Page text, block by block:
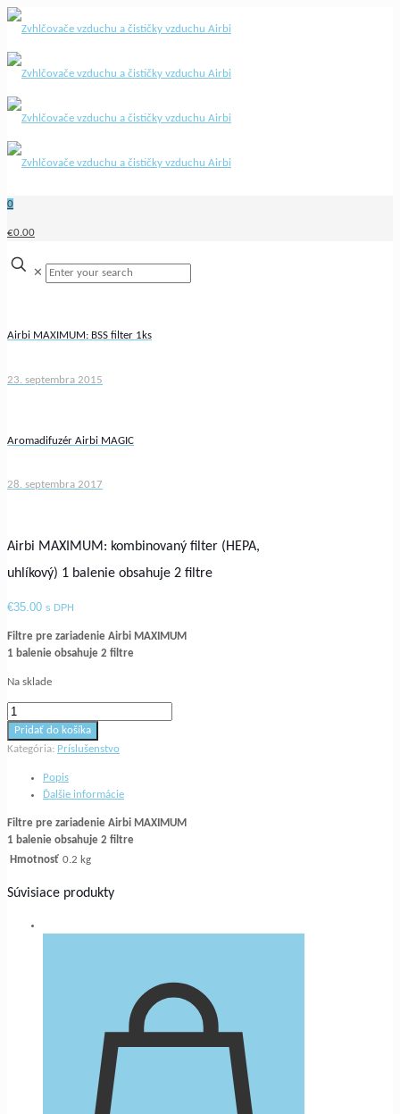
0
€0.00
✕
Airbi MAXIMUM: BSS filter 1ks
23. septembra 2015
Aromadifuzér Airbi MAGIC
28. septembra 2017
Airbi MAXIMUM: kombinovaný filter (HEPA,
uhlíkový) 1 balenie obsahuje 2 filtre
€35.00 s DPH
Filtre pre zariadenie Airbi MAXIMUM
1 balenie obsahuje 2 filtre
Na sklade
množstvo
Airbi
MAXIMUM:
(HEPA,
1
balenie
obsahuje
filtre
Pridať do košíka
Kategória: Príslušenstvo
Popis
Ďalšie informácie
Filtre pre zariadenie Airbi MAXIMUM
1 balenie obsahuje 2 filtre
Hmotnosť 0.2 kg
Súvisiace produkty